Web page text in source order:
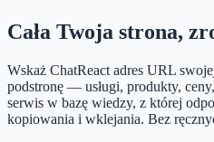
Cała Twoja strona,
Wskaż ChatReact adres URL
podstronę — usługi, produkty,
serwis w bazę wiedzy, z której
kopiowania i wklejania. Bez